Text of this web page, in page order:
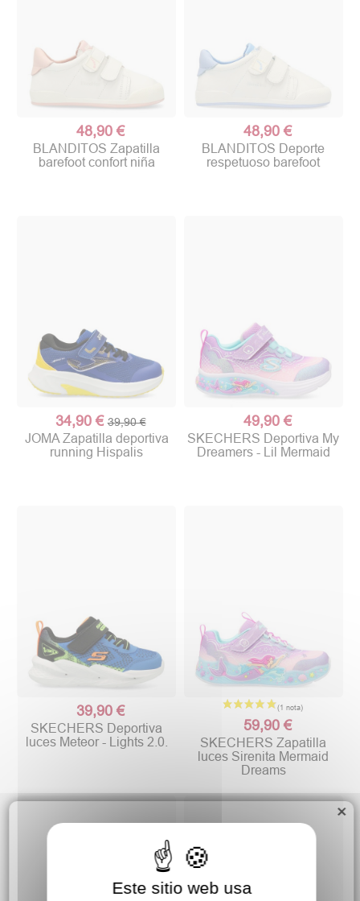
48,90 €
BLANDITOS Zapatilla
barefoot confort niña
48,90 €
BLANDITOS Deporte
respetuoso barefoot
34,90 € 39,90 €
JOMA Zapatilla deportiva
running Hispalis
49,90 €
SKECHERS Deportiva My
Dreamers - Lil Mermaid
39,90 €
SKECHERS Deportiva
luces Meteor - Lights 2.0.
59,90 €
SKECHERS Zapatilla
luces Sirenita Mermaid
Dreams
×
Este sitio web usa